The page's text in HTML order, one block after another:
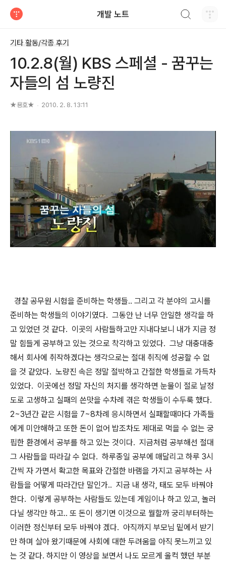
개발 노트
기타 활동/각종 후기
10.2.8(월) KBS 스페셜 - 꿈꾸는
자들의 섬 노량진
★용호★ 2010. 2. 8. 13:11
경찰 공무원 시험을 준비하는 학생들.. 그리고 각 분야의 고시를
준비하는 학생들의 이야기였다. 그동안 난 너무 안일한 생각을 하
고 있었던 것 같다. 이곳의 사람들하고만 지내다보니 내가 지금 정
말 힘들게 공부하고 있는 것으로 착각하고 있었다. 그냥 대충대충
해서 회사에 취작하겠다는 생각으로는 절대 취직에 성공할 수 없
을 것 같았다. 노량진 속은 정말 절박하고 간절한 학생들로 가득차
있었다. 이곳에선 정말 자신의 처지를 생각하면 눈물이 절로 날정
도로 고생하고 실패의 쓴맛을 수차례 겪은 학생들이 수두룩 했다.
2~3년간 같은 시험을 7~8차례 응시하면서 실패할때마다 가족들
에게 미안해하고 또한 돈이 없어 밥조차도 제대로 먹을 수 없는 궁
핍한 환경에서 공부를 하고 있는 것이다. 지금처럼 공부해선 절대
그 사람들을 따라갈 수 없다. 하루종일 공부에 매달리고 하루 3시
간씩 자 가면서 확고한 목표와 간절한 바램을 가지고 공부하는 사
람들을 어떻게 따라간단 말인가.. 지금 내 생각, 태도 모두 바꿔야
한다. 이렇게 공부하는 사람들도 있는데 게임이나 하고 있고, 놀러
다닐 생각만 하고.. 또 돈이 생기면 이것으로 뭘할까 궁리부터하는
이러한 정신부터 모두 바꿔야 겠다. 아직까지 부모님 밑에서 받기
만 하며 살아 왔기때문에 사회에 대한 두려움을 아직 못느끼고 있
는 것 같다. 하지만 이 영상을 보면서 나도 모르게 울컥 했던 부분